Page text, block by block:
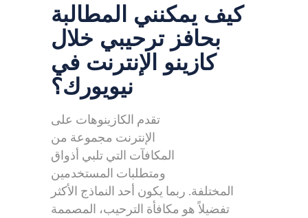
كيف يمكنني المطالبة
بحافز ترحيبي خلال
كازينو الإنترنت في
نيويورك؟
تقدم الكازينوهات على
الإنترنت مجموعة من
المكافآت التي تلبي أذواق
ومتطلبات المستخدمين
المختلفة. ربما يكون أحد النماذج الأكثر
تفضيلاً هو مكافأة الترحيب، المصممة